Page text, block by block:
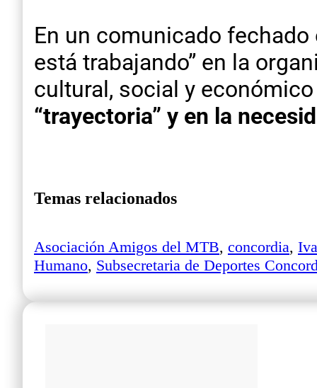
En un comunicado
está trabajando” en la
cultural, social y
“trayectoria” y en la
Temas relacionados
Asociación Amigos del MTB, concordia,
Humano, Subsecretaria de Deportes